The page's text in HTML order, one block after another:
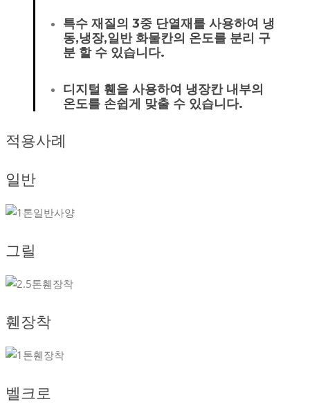
특수 재질의 3중 단열재를 사용하여 냉
동,냉장,일반 화물칸의 온도를 분리 구
분 할 수 있습니다.
디지털 휀을 사용하여 냉장칸 내부의
온도를 손쉽게 맞출 수 있습니다.
적용사례
일반
그릴
휀장착
벨크로